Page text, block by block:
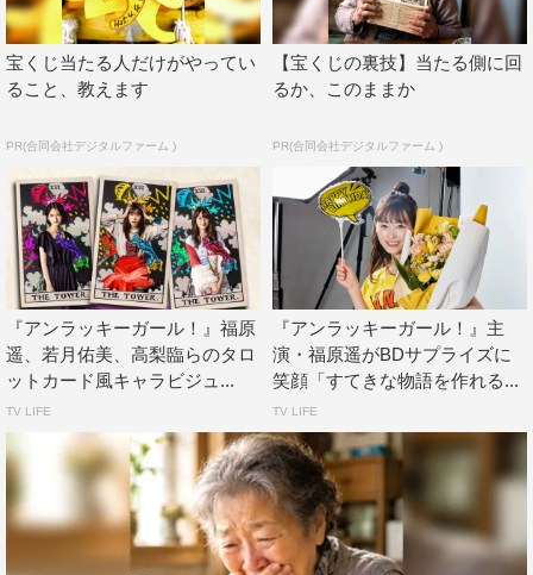
宝くじ当たる人だけがやってい
ること、教えます
PR(合同会社デジタルファーム )
【宝くじの裏技】当たる側に回
るか、このままか
PR(合同会社デジタルファーム )
『アンラッキーガール！』福原
遥、若月佑美、高梨臨らのタロ
ットカード風キャラビジュ...
TV LIFE
『アンラッキーガール！』主
演・福原遥がBDサプライズに
笑顔「すてきな物語を作れる...
TV LIFE